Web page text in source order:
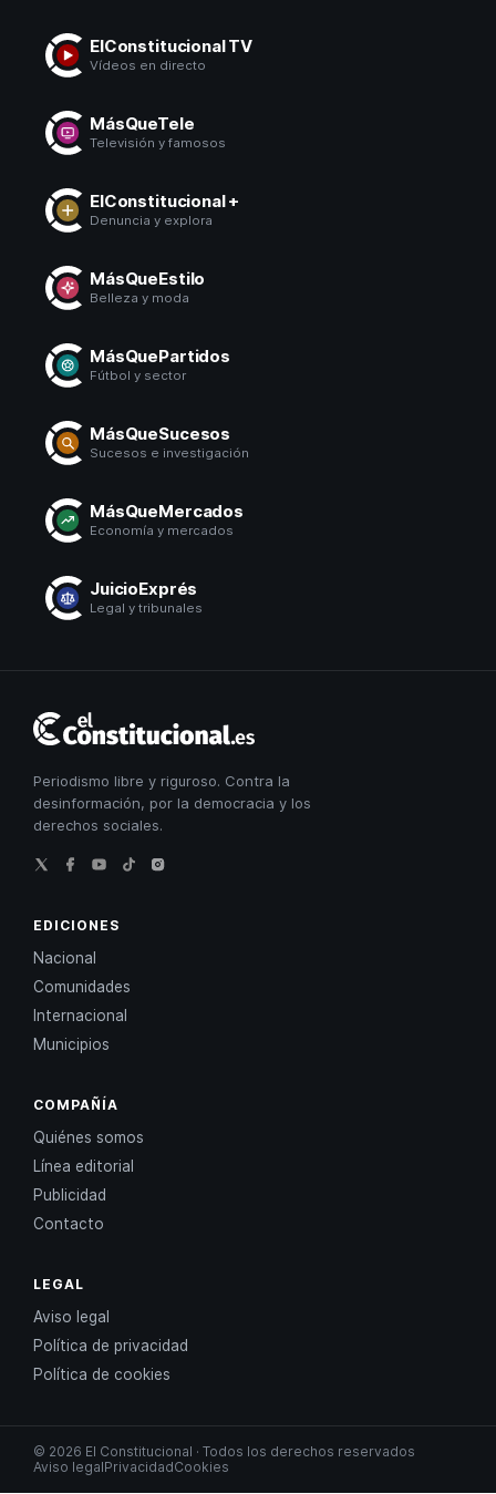
ElConstitucional TV
Vídeos en directo
MásQueTele
Televisión y famosos
ElConstitucional +
Denuncia y explora
MásQueEstilo
Belleza y moda
MásQuePartidos
Fútbol y sector
MásQueSucesos
Sucesos e investigación
MásQueMercados
Economía y mercados
JuicioExprés
Legal y tribunales
Constitucional
Periodismo libre y riguroso. Contra la
desinformación, por la democracia y los
derechos sociales.
EDICIONES
Nacional
Comunidades
Internacional
Municipios
COMPAÑÍA
Quiénes somos
Línea editorial
Publicidad
Contacto
LEGAL
Aviso legal
Política de privacidad
Política de cookies
© 2026 El Constitucional · Todos los derechos reservados
Aviso legalPrivacidadCookies